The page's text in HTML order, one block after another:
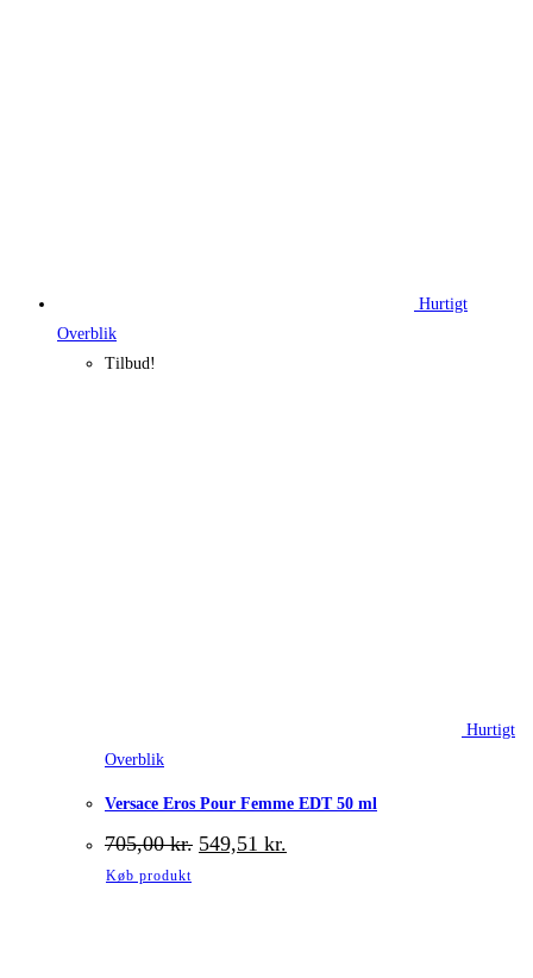
Hurtigt
Overblik
Tilbud!
Hurtigt
Overblik
Versace Eros Pour Femme EDT 50 ml
705,00kr. Den
oprindelige
549,51 kr.
aktuelle
Køb produkt